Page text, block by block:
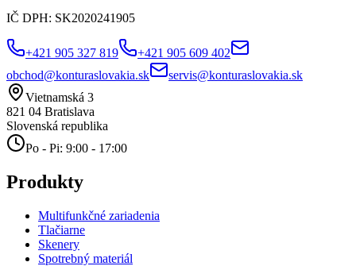
IČ DPH: SK2020241905
+421 905 327 819
+421 905 609 402
obchod@konturaslovakia.sk
servis@konturaslovakia.sk
Vietnamská 3
821 04 Bratislava
Slovenská republika
Po - Pi: 9:00 - 17:00
Produkty
Multifunkčné zariadenia
Tlačiarne
Skenery
Spotrebný materiál